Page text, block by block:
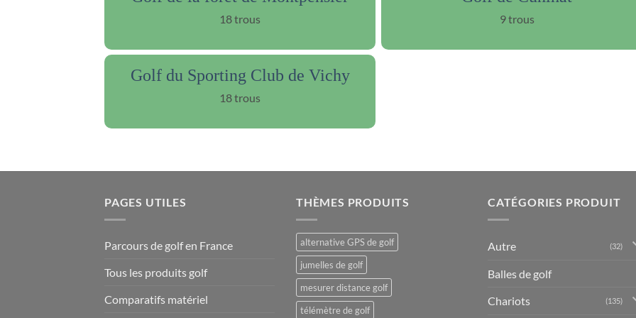
18 trous 9 trous
Golf du Sporting Club de Vichy
18 trous
PAGES UTILES
Parcours de golf en France
Tous les produits golf
Comparatifs matériel
THÈMES PRODUITS
alternative GPS de golf
jumelles de golf
mesurer distance golf
télémètre de golf
CATÉGORIES PRODUIT
Autre (32)
Balles de golf
Chariots (135)